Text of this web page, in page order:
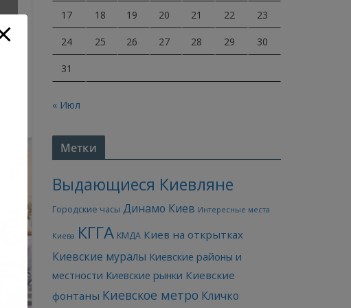
17 18 19 20 21 22 23
24 25 26 27 28 29 30
31
« Июл
Метки
Выдающиеся Киевляне
Городские часы Динамо Киев Интересные места
Киева КГГА КМДА Киев на открытках
Киевские муралы Киевские районы и
местности Киевские рынки Киевские
фонтаны Киевское метро Кличко